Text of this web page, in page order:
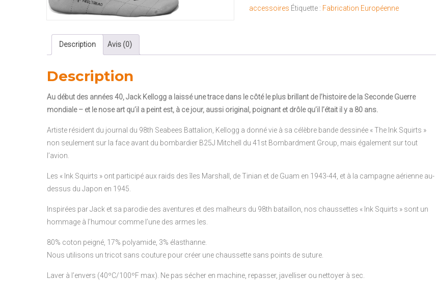
"41-
accessoires Étiquette : Fabrication Européenne
Description Avis (0)
Description
Au début des années 40, Jack Kellogg a laissé une trace dans le côté le plus brillant de l’histoire de la Seconde Guerre
mondiale – et le nose art qu’il a peint est, à ce jour, aussi original, poignant et drôle qu’il l’était il y a 80 ans.
Artiste résident du journal du 98th Seabees Battalion, Kellogg a donné vie à sa célèbre bande dessinée « The Ink Squirts »
non seulement sur la face avant du bombardier B25J Mitchell du 41st Bombardment Group, mais également sur tout
l’avion.
Les « Ink Squirts » ont participé aux raids des îles Marshall, de Tinian et de Guam en 1943-44, et à la campagne aérienne au-
dessus du Japon en 1945.
Inspirées par Jack et sa parodie des aventures et des malheurs du 98th bataillon, nos chaussettes « Ink Squirts » sont un
hommage à l’humour comme l’une des armes les.
80% coton peigné, 17% polyamide, 3% élasthanne.
Nous utilisons un tricot sans couture pour créer une chaussette sans points de suture.
Laver à l’envers (40ºC/100ºF max). Ne pas sécher en machine, repasser, javelliser ou nettoyer à sec.